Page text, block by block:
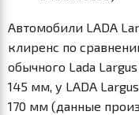
Автомобили LADA
клиренс по
обычного Lada
145 мм, у LADA
170 мм (данные